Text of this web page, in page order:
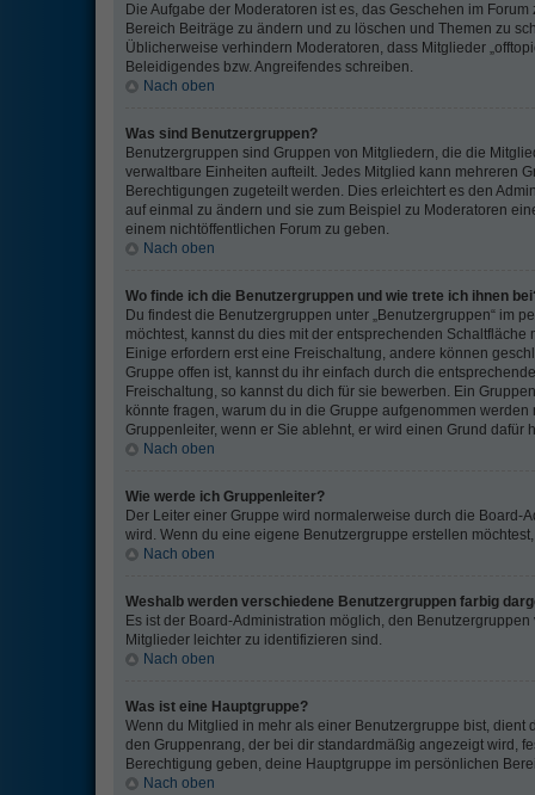
Die Aufgabe der Moderatoren ist es, das Geschehen im
Bereich Beiträge zu ändern und zu löschen und Themen zu
Üblicherweise verhindern Moderatoren, dass Mitglieder
Beleidigendes bzw. Angreifendes schreiben.
Nach oben
Was sind Benutzergruppen?
Benutzergruppen sind Gruppen von Mitgliedern, die die
verwaltbare Einheiten aufteilt. Jedes Mitglied kann mehreren
Berechtigungen zugeteilt werden. Dies erleichtert es den
auf einmal zu ändern und sie zum Beispiel zu Moderatoren
einem nichtöffentlichen Forum zu geben.
Nach oben
Wo finde ich die Benutzergruppen und wie trete ich ihnen
Du findest die Benutzergruppen unter „Benutzergruppen“ im
möchtest, kannst du dies mit der entsprechenden
Einige erfordern erst eine Freischaltung, andere können
Gruppe offen ist, kannst du ihr einfach durch die
Freischaltung, so kannst du dich für sie bewerben. Ein
könnte fragen, warum du in die Gruppe aufgenommen
Gruppenleiter, wenn er Sie ablehnt, er wird einen Grund dafür
Nach oben
Wie werde ich Gruppenleiter?
Der Leiter einer Gruppe wird normalerweise durch die Board-
wird. Wenn du eine eigene Benutzergruppe erstellen
Nach oben
Weshalb werden verschiedene Benutzergruppen farbig
Es ist der Board-Administration möglich, den
Mitglieder leichter zu identifizieren sind.
Nach oben
Was ist eine Hauptgruppe?
Wenn du Mitglied in mehr als einer Benutzergruppe bist,
den Gruppenrang, der bei dir standardmäßig angezeigt wird,
Berechtigung geben, deine Hauptgruppe im persönlichen
Nach oben